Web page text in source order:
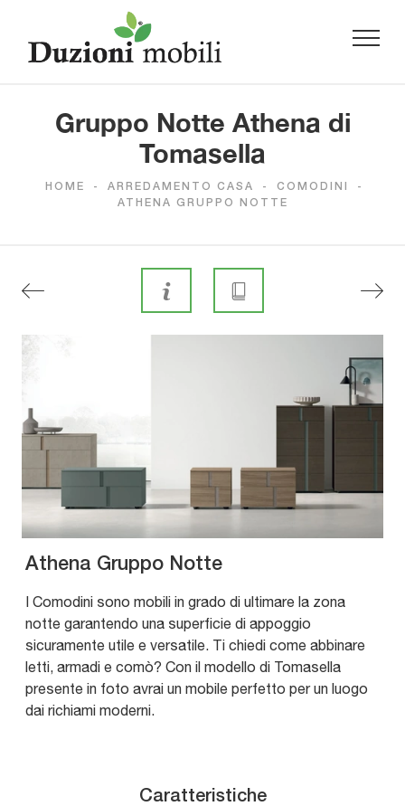
Gruppo Notte Athena di
Tomasella
HOME - ARREDAMENTO CASA - COMODINI
-
ATHENA GRUPPO NOTTE
Athena Gruppo Notte
I Comodini sono mobili in grado di ultimare la zona
notte garantendo una superficie di appoggio
sicuramente utile e versatile. Ti chiedi come abbinare
letti, armadi e comò? Con il modello di Tomasella
presente in foto avrai un mobile perfetto per un luogo
dai richiami moderni.
Caratteristiche